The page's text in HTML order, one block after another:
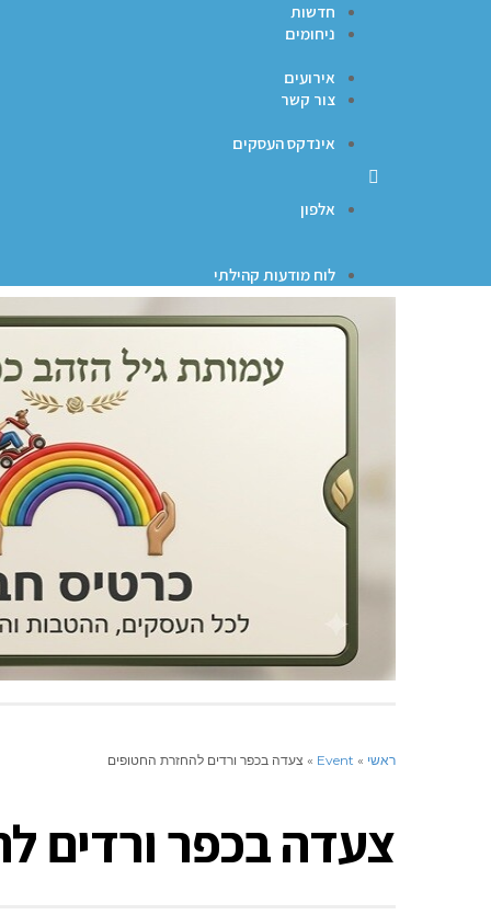
ניחומים
צור קשר
חדשות
אירועים
אינדקס העסקים
אלפון
לוח מודעות קהילתי
צור קשר
ראשי »
Event
» צעדה בכפר ורדים להחזרת החטופים
צעדה בכפר ורדים